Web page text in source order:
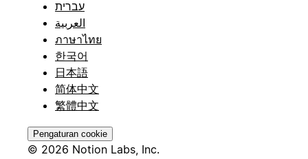
עברית
العربية
ภาษาไทย
한국어
日本語
简体中文
繁體中文
Pengaturan cookie
© 2026 Notion Labs, Inc.